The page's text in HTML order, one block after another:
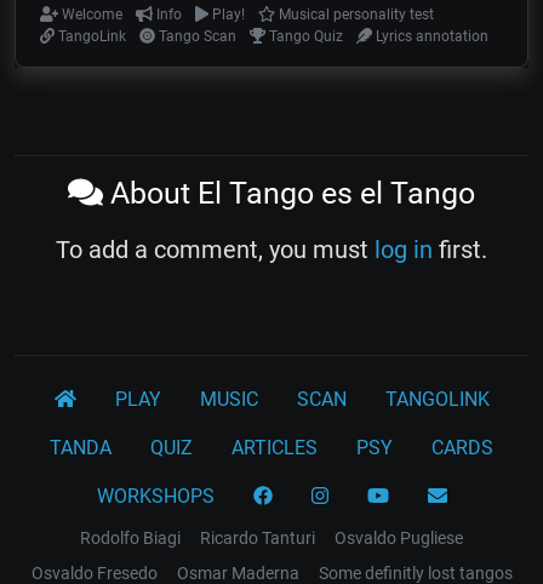
Welcome Info Play!
Musical personality test
TangoLink
Tango Scan Tango Quiz Lyrics annotation
About El Tango es el Tango
To add a comment, you must log in first.
PLAY MUSIC SCAN TANGOLINK
TANDA QUIZ ARTICLES PSY CARDS
WORKSHOPS
Rodolfo Biagi Ricardo Tanturi
Osvaldo Pugliese
Osvaldo Fresedo
Osmar Maderna Some definitly lost tangos